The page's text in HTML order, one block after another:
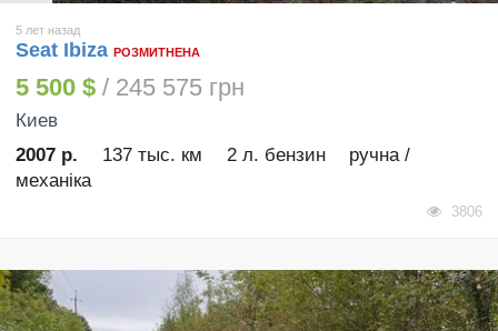
5 лет назад
Seat Ibiza РОЗМИТНЕНА
5 500 $ / 245 575 грн
Киев
2007 р.
137 тыс. км 2 л. бензин
ручна /
механіка
3806